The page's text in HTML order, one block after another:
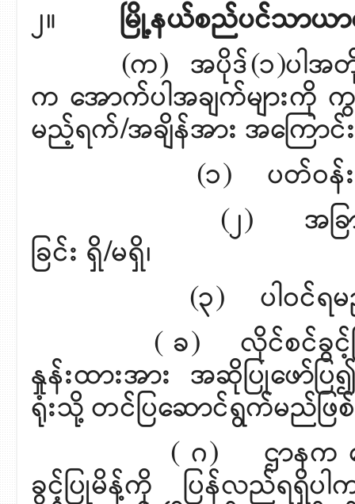
၂။မြို့နယ်စည်ပင်သာယ
(က) အပိုဒ်(၁)ပါအတိုင်း
က အောက်ပါအချက်များကို
မည့်ရက်/အချိန်အား အကြောင်
(၁) ပတ်ဝန်းကျင်
(၂) အခြားမြေ/ဉ
ခြင်း ရှိ/မရှိ၊
(၃) ပါဝင်ရမည့် အထ
( ခ) လိုင်စင်ခွင့်ပြုနို
နှုန်းထားအား အဆိုပြုဖော်ပ
ရုံးသို့ တင်ပြဆောင်ရွ
( ဂ) ဌာနက ပေးပို့
ခွင့်ပြုမိန့်ကို ပြန်လည်ရရှိပ